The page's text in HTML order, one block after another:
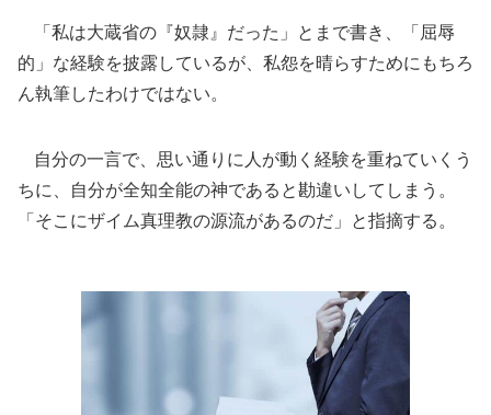
「私は大蔵省の『奴隷』だった」とまで書き、「屈辱
的」な経験を披露しているが、私怨を晴らすためにもちろ
ん執筆したわけではない。
自分の一言で、思い通りに人が動く経験を重ねていくう
ちに、自分が全知全能の神であると勘違いしてしまう。
「そこにザイム真理教の源流があるのだ」と指摘する。